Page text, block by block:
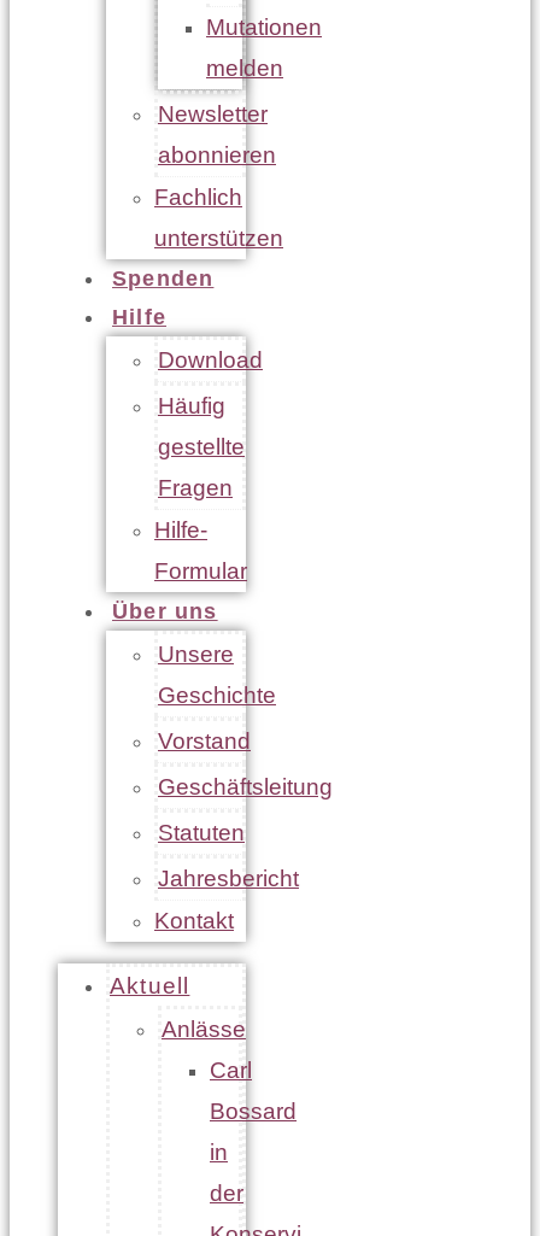
Mutationen
melden
Newsletter
abonnieren
Fachlich
unterstützen
Spenden
Hilfe
Download
Häufig
gestellte
Fragen
Hilfe-
Formular
Über uns
Unsere
Geschichte
Vorstand
Geschäftsleitung
Statuten
Jahresbericht
Kontakt
Aktuell
Anlässe
Carl
Bossard
in
der